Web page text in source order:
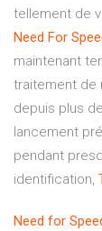
tellement de
Need For
maintenant
traitement de
depuis plus
lancement
pendant
identification,
Need for